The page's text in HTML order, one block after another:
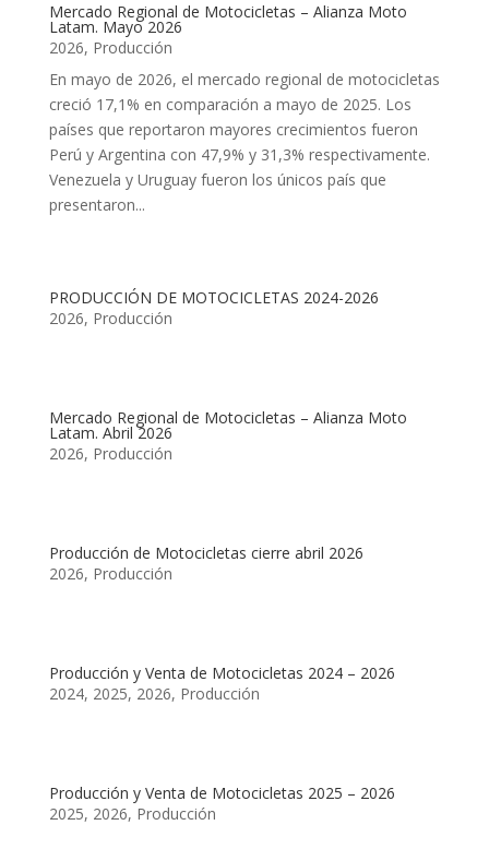
Mercado Regional de Motocicletas – Alianza Moto
Latam. Mayo 2026
2026, Producción
En mayo de 2026, el mercado regional de motocicletas
creció 17,1% en comparación a mayo de 2025. Los
países que reportaron mayores crecimientos fueron
Perú y Argentina con 47,9% y 31,3% respectivamente.
Venezuela y Uruguay fueron los únicos país que
presentaron...
PRODUCCIÓN DE MOTOCICLETAS 2024-2026
2026, Producción
Mercado Regional de Motocicletas – Alianza Moto
Latam. Abril 2026
2026, Producción
Producción de Motocicletas cierre abril 2026
2026, Producción
Producción y Venta de Motocicletas 2024 – 2026
2024, 2025, 2026, Producción
Producción y Venta de Motocicletas 2025 – 2026
2025, 2026, Producción